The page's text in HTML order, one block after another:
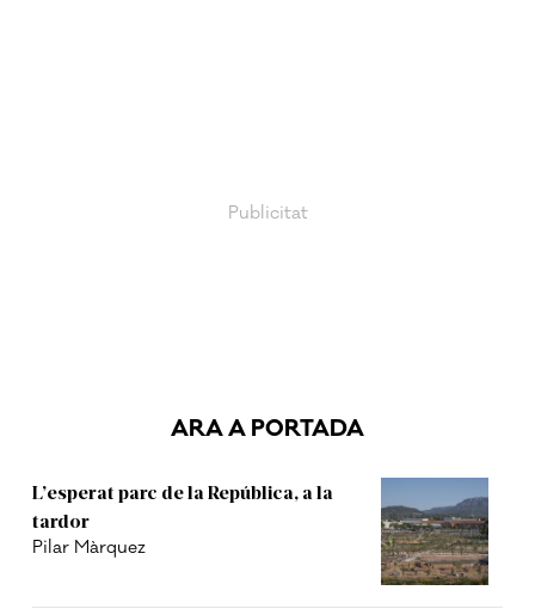
ARA A PORTADA
L’esperat parc de la República, a la
tardor
Pilar Màrquez